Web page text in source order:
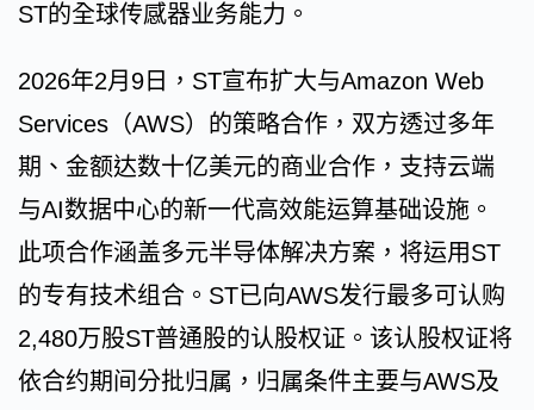
ST的全球传感器业务能力。
2026年2月9日，ST宣布扩大与Amazon Web
Services（AWS）的策略合作，双方透过多年
期、金额达数十亿美元的商业合作，支持云端
与AI数据中心的新一代高效能运算基础设施。
此项合作涵盖多元半导体解决方案，将运用ST
的专有技术组合。ST已向AWS发行最多可认购
2,480万股ST普通股的认股权证。该认股权证将
依合约期间分批归属，归属条件主要与AWS及